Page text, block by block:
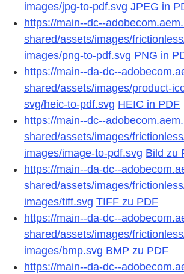
images/jpg-to-pdf.svg JPEG in
https://main--dc--
shared/assets/images/
images/png-to-pdf.svg PNG in
https://main--da-dc--
shared/assets/images/product-
svg/heic-to-pdf.svg HEIC in PDF
https://main--dc--
shared/assets/images/
images/image-to-pdf.svg Bild zu
https://main--da-dc--
shared/assets/images/
images/tiff.svg TIFF zu PDF
https://main--da-dc--
shared/assets/images/
images/bmp.svg BMP zu PDF
https://main--da-dc--